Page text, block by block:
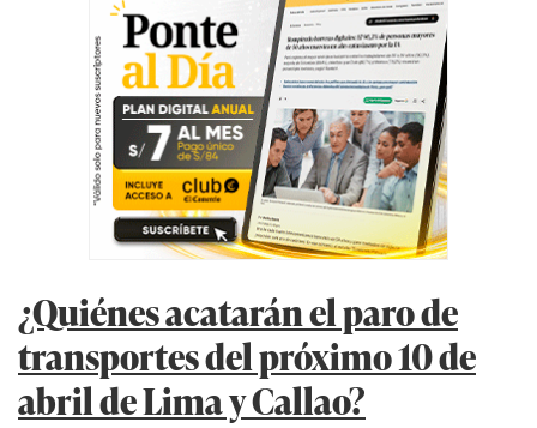
¿Quiénes acatarán el paro de
transportes del próximo 10 de
abril de Lima y Callao?